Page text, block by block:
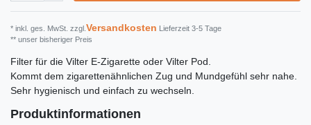
* inkl. ges. MwSt. zzgl. Versandkosten Lieferzeit 3-5 Tage
** unser bisheriger Preis
Filter für die Vilter E-Zigarette oder Vilter Pod.
Kommt dem zigarettenähnlichen Zug und Mundgefühl sehr nahe.
Sehr hygienisch und einfach zu wechseln.
Produktinformationen